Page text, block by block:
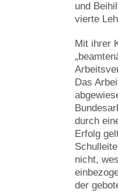
und
vierte
Mit ihrer
Das
durch
Erfolg
nicht,
der